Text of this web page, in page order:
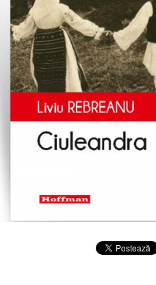
/ Interviuri